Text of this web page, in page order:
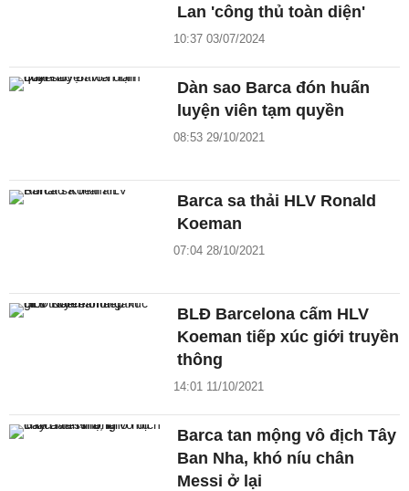
Lan 'công thủ toàn diện'
10:37 03/07/2024
Dàn sao Barca đón huấn
luyện viên tạm quyền
08:53 29/10/2021
Barca sa thải HLV Ronald
Koeman
07:04 28/10/2021
BLĐ Barcelona cấm HLV
Koeman tiếp xúc giới truyền
thông
14:01 11/10/2021
Barca tan mộng vô địch Tây
Ban Nha, khó níu chân
Messi ở lại